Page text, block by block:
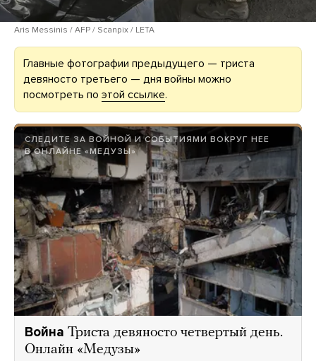
Aris Messinis / AFP / Scanpix / LETA
Главные фотографии предыдущего — триста
девяносто третьего — дня войны можно
посмотреть по этой ссылке.
СЛЕДИТЕ ЗА ВОЙНОЙ И СОБЫТИЯМИ ВОКРУГ НЕЕ
В ОНЛАЙНЕ «МЕДУЗЫ»
Война Триста девяносто четвертый день.
Онлайн «Медузы»